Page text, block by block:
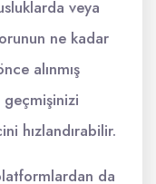
veya
ne kadar
alınmış
hızlandırabilir.
da